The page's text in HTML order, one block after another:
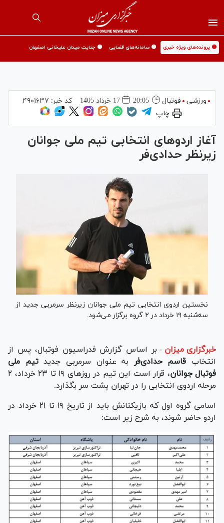
🟡 پرونده‌های ویژه خبری 🟡 سامانه‌های قضایی 🟡 جنایت میدان علیخانی اصفهان
ورزشی فوتبال 20:05 17 خرداد 1405 کد خبر: ۴۹۰۱۶۳۷
چاپ
آغاز اردوهای انتخابی تیم ملی جوانان
زیرنظر حدادی‌فر
نخستین اردوی انتخابی تیم ملی جوانان زیرنظر سرمربی جدید از
سه‌شنبه ۱۹ خرداد در ۲ گروه برگزار می‌شود.
خبرگزاری میزان - بر اساس گزارش فدراسیون فوتبال، پس از
انتخاب قاسم حدادی‌فر به عنوان سرمربی جدیدتیم ملی
فوتبال جوانان
، قرار است این تیم در روز‌های ۱۹ تا ۲۳ خرداد، ۲
مرحله اردوی انتخابی را در تهران پشت سر بگذارد.
اسامی گروه اول که بازیکنانش باید از تاریخ ۱۹ تا ۲۱ خرداد در
اردو حاضر شوند، به شرح زیر است: